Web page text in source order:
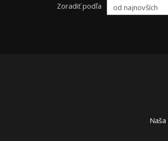
Zoradiť podľa